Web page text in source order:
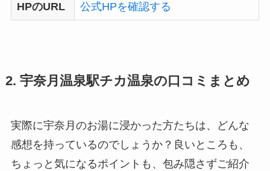
HPのURL 公式HPを確認する
2. 宇奈月温泉駅チカ温泉の口コミまとめ
実際に宇奈月のお湯に浸かった方たちは、どんな
感想を持っているのでしょうか？良いところも、
ちょっと気になるポイントも、包み隠さずご紹介